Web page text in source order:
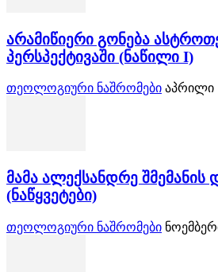
არამიწიერი გონება
პერსპექტივაში (ნაწილი I)
თეოლოგიური ნაშრომები აპრილი
მამა ალექსანდრე შმემანის
(ნაწყვეტები)
თეოლოგიური ნაშრომები